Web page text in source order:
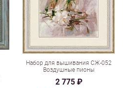
Набор для вышивания СЖ-052
Воздушные пионы
2 775 ₽